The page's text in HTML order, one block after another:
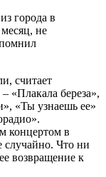
города в
не
считает
«Плакала береза»,
«Ты узнаешь ее»
концертом в
случайно. Что ни
возвращение к